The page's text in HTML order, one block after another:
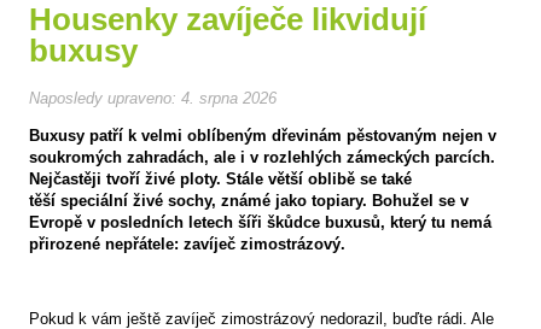
Housenky zavíječe likvidují
buxusy
Naposledy upraveno: 4. srpna 2026
Buxusy patří k velmi oblíbeným dřevinám pěstovaným nejen v
soukromých zahradách, ale i v rozlehlých zámeckých parcích.
Nejčastěji tvoří živé ploty. Stále větší oblibě se také
těší speciální živé sochy, známé jako topiary. Bohužel se v
Evropě v posledních letech šíři škůdce buxusů, který tu nemá
přirozené nepřátele: zavíječ zimostrázový.
Pokud k vám ještě zavíječ zimostrázový nedorazil, buďte rádi. Ale